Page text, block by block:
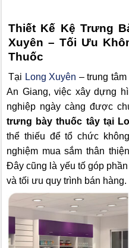
Thiết Kế Kệ Trưng
Xuyên – Tối Ưu
Thuốc
Tại Long Xuyên – trung
An Giang, việc xây dựng
nghiệp ngày càng được
trưng bày thuốc tây tại
thể thiếu để tổ chức
nghiệm mua sắm thân
Đây cũng là yếu tố góp
và tối ưu quy trình bán hàng.